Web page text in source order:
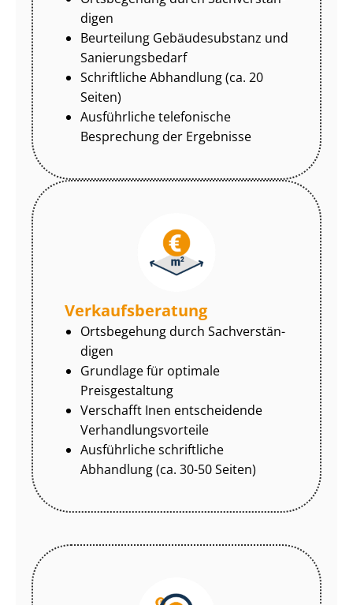
di­gen
Beurteilung Gebäudesubstanz und
Sa­nie­rungs­be­darf
Schriftliche Abhandlung (ca. 20
Seiten)
Ausführliche telefonische
Besprechung der Ergebnisse
Ver­kaufs­be­ra­tung
Ortsbegehung durch Sach­ver­stän­
di­gen
Grundlage für optimale
Preisgestaltung
Verschafft Inen entscheidende
Ver­hand­lungs­vor­tei­le
Ausführliche schriftliche
Abhandlung (ca. 30-50 Seiten)